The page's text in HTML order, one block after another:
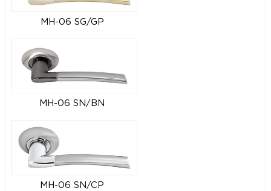
MH-06 SG/GP
MH-06 SN/BN
MH-06 SN/CP